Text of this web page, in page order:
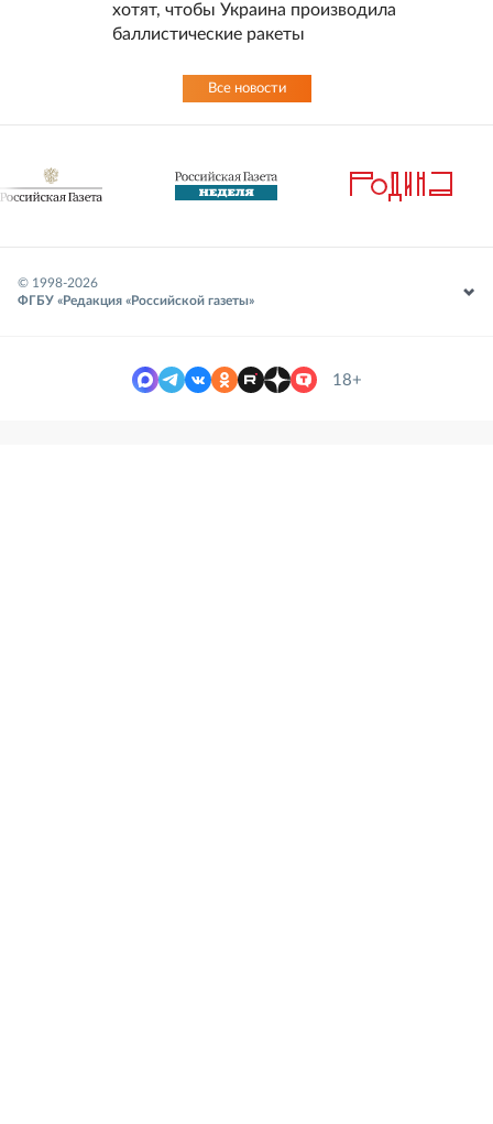
хотят, чтобы Украина производила
баллистические ракеты
Все новости
© 1998-2026
ФГБУ «Редакция «Российской газеты»
18+